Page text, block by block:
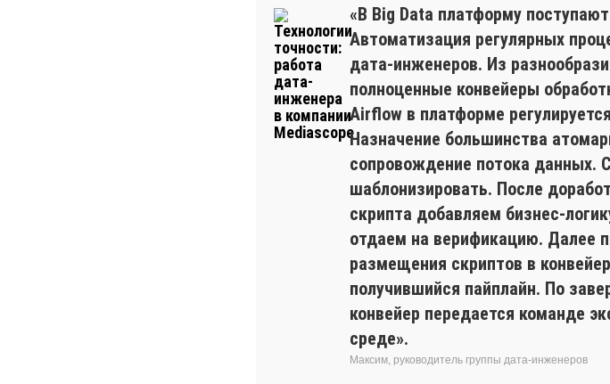
«В Big Data платформу
Автоматизация регулярных
дата-инженеров. Из
полноценные конвейеры
Airflow в платформе
Назначение большинства
сопровождение потока данных.
шаблонизировать. После
скрипта добавляем бизнес-
отдаем на верификацию. Далее
размещения скриптов в
получившийся пайплайн. По
конвейер передается команде
среде».
Максим, руководитель группы дата-инженеров